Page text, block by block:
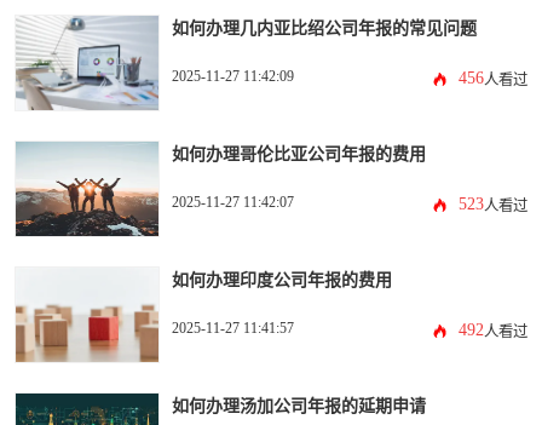
如何办理几内亚比绍公司年报的常见问题
2025-11-27 11:42:09 456人看过
如何办理哥伦比亚公司年报的费用
2025-11-27 11:42:07 523人看过
如何办理印度公司年报的费用
2025-11-27 11:41:57 492人看过
如何办理汤加公司年报的延期申请